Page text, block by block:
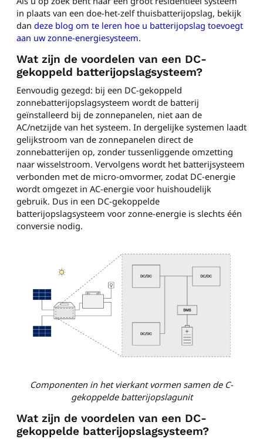
in plaats van een doe-het-zelf thuisbatterijopslag, bekijk
dan deze blog om te leren hoe u batterijopslag toevoegt
aan uw zonne-energiesysteem.
Wat zijn de voordelen van een DC-
gekoppeld batterijopslagsysteem?
Eenvoudig gezegd: bij een DC-gekoppeld
zonnebatterijopslagsysteem wordt de batterij
geïnstalleerd bij de zonnepanelen, niet aan de
AC/netzijde van het systeem. In dergelijke systemen laadt
gelijkstroom van de zonnepanelen direct de
zonnebatterijen op, zonder tussenliggende omzetting
naar wisselstroom. Vervolgens wordt het batterijsysteem
verbonden met de micro-omvormer, zodat DC-energie
wordt omgezet in AC-energie voor huishoudelijk
gebruik. Dus in een DC-gekoppelde
batterijopslagsysteem voor zonne-energie is slechts één
conversie nodig.
Componenten in het vierkant vormen samen de C-
gekoppelde batterijopslagunit
Wat zijn de voordelen van een DC-
gekoppelde batterijopslagsysteem?